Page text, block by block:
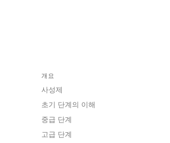
개요
사성제
초기 단계의 이해
중급 단계
고급 단계